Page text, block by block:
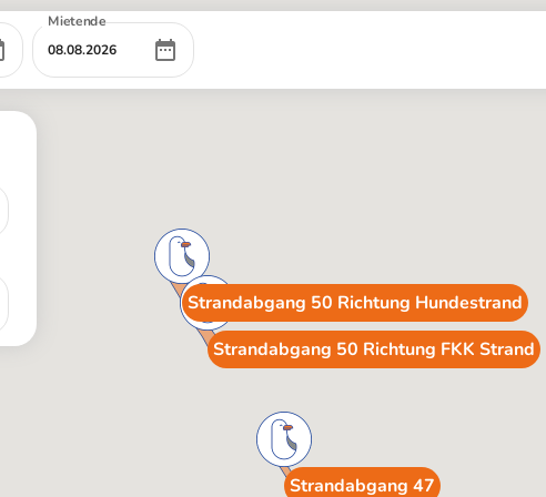
Mietende
Strandabgang 50 Richtung Hundestrand
Strandabgang 50 Richtung FKK Strand
Strandabgang 47